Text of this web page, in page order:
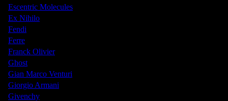
Escentric Molecules
Ex Nihilo
Fendi
Ferre
Franck Olivier
Ghost
Gian Marco Venturi
Giorgio Armani
Givenchy